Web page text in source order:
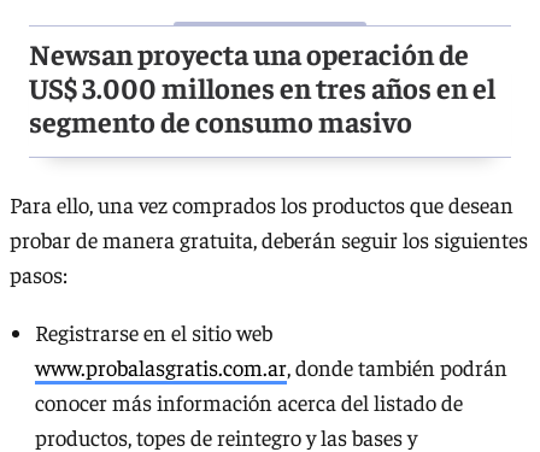
Newsan proyecta una operación de
US$ 3.000 millones en tres años en el
segmento de consumo masivo
Para ello, una vez comprados los productos que desean
probar de manera gratuita, deberán seguir los siguientes
pasos:
Registrarse en el sitio web
www.probalasgratis.com.ar, donde también podrán
conocer más información acerca del listado de
productos, topes de reintegro y las bases y